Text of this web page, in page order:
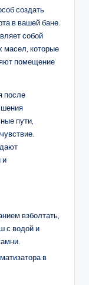
создать
в вашей бане.
собой
масел, которые
помещение
после
пути,
и
взболтать,
с водой и
в